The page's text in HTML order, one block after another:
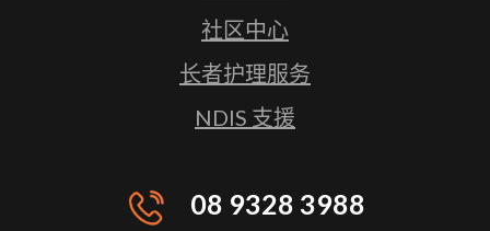
社区中⼼
⻓者护理服务
NDIS ⽀援
08 9328 3988